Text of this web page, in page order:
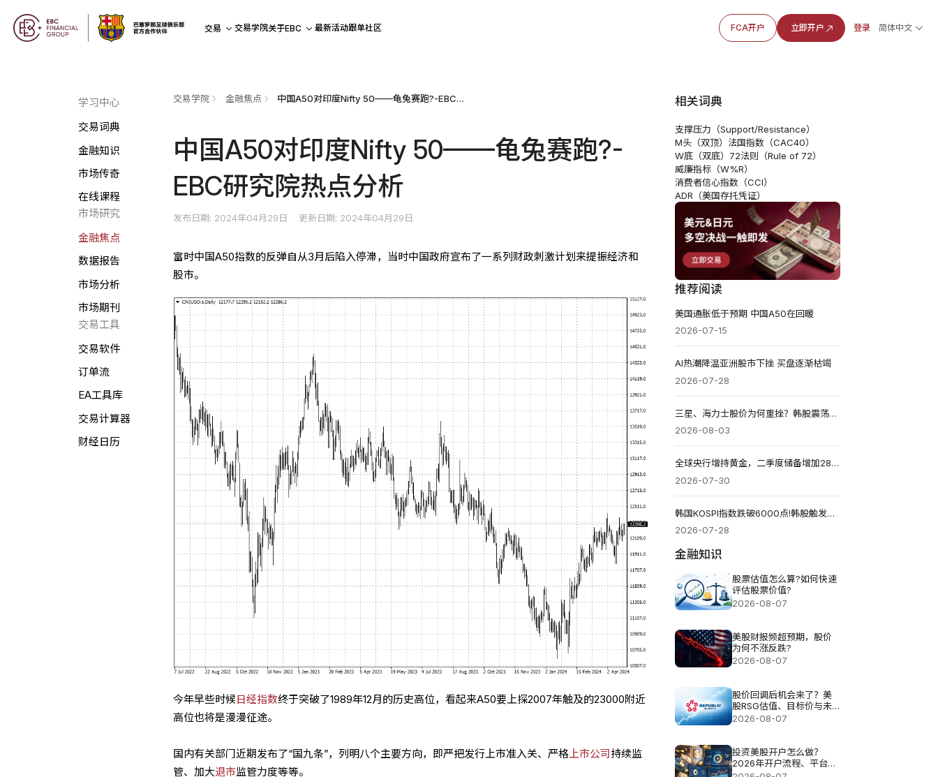
交易 交易学院关于EBC 最新活动跟单社区 FCA开户 立即开户 登录 简体中文
学习中心
交易词典
金融知识
市场传奇
在线课程
市场研究
金融焦点
数据报告
市场分析
市场期刊
交易工具
交易软件
订单流
EA工具库
交易计算器
财经日历
交易学院 金融焦点 中国A50对印度Nifty 50——龟兔赛跑?-EBC研究院热点分析
中国A50对印度Nifty 50——龟兔赛跑?-
EBC研究院热点分析
发布日期: 2024年04月29日 更新日期: 2024年04月29日
富时中国A50指数的反弹自从3月后陷入停滞，当时中国政府宣布了一系列财政刺激计划来提振经济和
股市。
今年早些时候日经指数终于突破了1989年12月的历史高位，看起来A50要上探2007年触及的23000附近
高位也将是漫漫征途。
国内有关部门近期发布了“国九条”，列明八个主要方向，即严把发行上市准入关、严格上市公司 持续监
管、加大退市监管力度等等。
相关词典
支撑压力（Support/Resistance）
M头（双顶） 法国指数（CAC40）
W底（双底） 72法则（Rule of 72）
威廉指标（W%R）
消费者信心指数（CCI）
ADR（美国存托凭证）
推荐阅读
美国通胀低于预期 中国A50在回暖
2026-07-15
AI热潮降温亚洲股市下挫 买盘逐渐枯竭
2026-07-28
三星、海力士股价为何重挫？韩股震荡，存储芯片周期结束了吗？
2026-08-03
全球央行增持黄金，二季度储备增加289吨同比增长62%
2026-07-30
韩国KOSPI指数跌破6000点!韩股触发年内第八次熔断
2026-07-28
金融知识
股票估值怎么算?如何快速
评估股票价值?
2026-08-07
美股财报频超预期，股价
为何不涨反跌?
2026-08-07
股价回调后机会来了？美
股RSG估值、目标价与未
来空间解析
2026-08-07
投资美股开户怎么做？
2026年开户流程、平台选
择与费用指南